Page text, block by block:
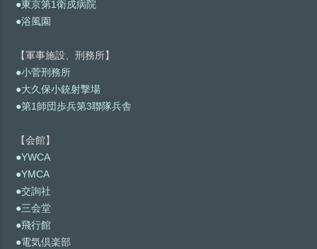
●東京第1衛戍病院
●浴風園
【軍事施設、刑務所】
●小菅刑務所
●大久保小銃射撃場
●第1師団歩兵第3聯隊兵舎
【会館】
●YWCA
●YMCA
●交詢社
●三会堂
●飛行館
●電気倶楽部